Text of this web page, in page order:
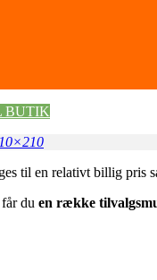
BUTIK
til en relativt billig
du en række